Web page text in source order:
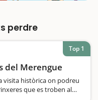
perdre
del Merengue
visita històrica on podreu
que es troben al
Top 1